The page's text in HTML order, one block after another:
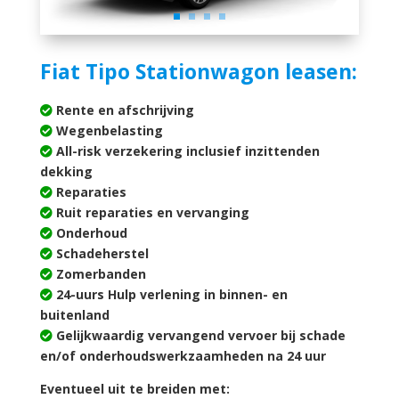
Fiat Tipo Stationwagon leasen:
Rente en afschrijving
Wegenbelasting
All-risk verzekering inclusief inzittenden
dekking
Reparaties
Ruit reparaties en vervanging
Onderhoud
Schadeherstel
Zomerbanden
24-uurs Hulp verlening in binnen- en
buitenland
Gelijkwaardig vervangend vervoer bij schade
en/of onderhoudswerkzaamheden na 24 uur
Eventueel uit te breiden met: